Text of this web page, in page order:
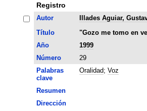
Registro
Autor
Illades Aguiar,
Título
"Gozo me tomo en
Año
1999
Número
29
Palabras
clave
Oralidad; Voz
Resumen
Dirección